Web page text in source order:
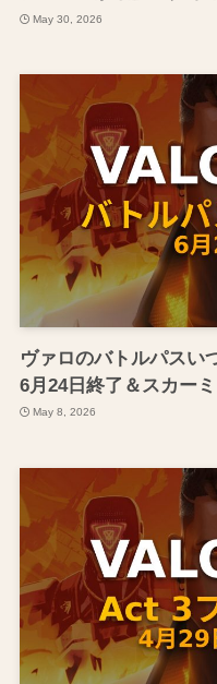
May 30, 2026
ヴァロのバトルパスい
6月24日終了＆スカー
May 8, 2026